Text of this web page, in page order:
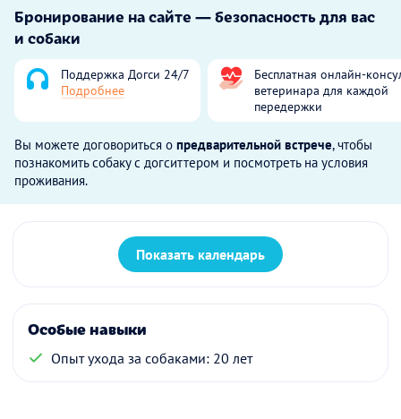
Бронирование на сайте — безопасность для вас
и собаки
Поддержка Догси 24/7
Подробнее
Бесплатная онлайн-
ветеринара для каждой
передержки
Вы можете договориться о предварительной встрече, чтобы
познакомить собаку с догситтером и посмотреть на условия
проживания.
Показать календарь
Особые навыки
Опыт ухода за собаками: 20 лет